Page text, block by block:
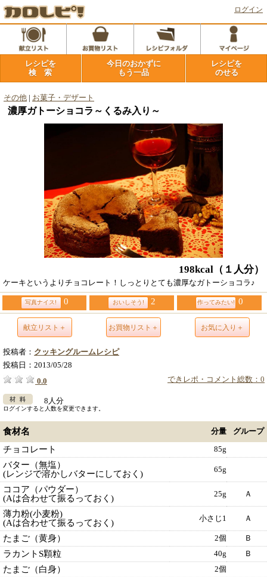
ログイン
レシピを
検 索
今日のおかずに
もう一品
レシピを
のせる
その他 お菓子・デザート
濃厚ガトーショコラ～くるみ入り～
198kcal （１人分）
ケーキというよりチョコレート！しっとりとても濃厚なガトーショコラ♪
写真ナイス! 0 おいしそう! 2 作ってみたい! 0
献立リスト＋ お買物リスト＋ お気に入り＋
投稿者： クッキングルームレシピ
投稿日： 2013/05/28
できレポ・コメント総数：0
0.0
8人分
ログインすると人数を変更できます。
食材名 分量 グループ
チョコレート 85g
バター（無塩）
(レンジで溶かしバターにしておく)
65g
ココア（パウダー）
(Aは合わせて振るっておく)
25g Ａ
薄力粉(小麦粉)
(Aは合わせて振るっておく)
小さじ1 Ａ
たまご（黄身） 2個 Ｂ
ラカントS顆粒 40g Ｂ
たまご（白身） 2個